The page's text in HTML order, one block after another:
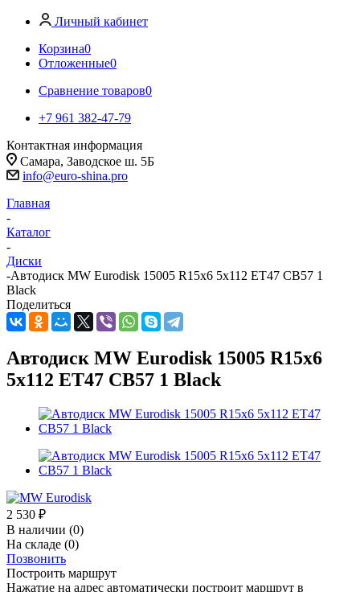
Личный кабинет
Корзина0
Отложенные0
Сравнение товаров0
+7 961 382-47-79
Контактная информация
Самара, Заводское ш. 5Б
info@euro-shina.pro
Главная
-
Каталог
-
Диски
-Автодиск MW Eurodisk 15005 R15x6 5x112 ET47 CB57 1
Black
Поделиться
Автодиск MW Eurodisk 15005 R15x6
5x112 ET47 CB57 1 Black
2 530 ₽
В наличии (0)
На складе (0)
Позвонить
Построить маршрут
Нажатие на адрес автоматически построит маршрут в